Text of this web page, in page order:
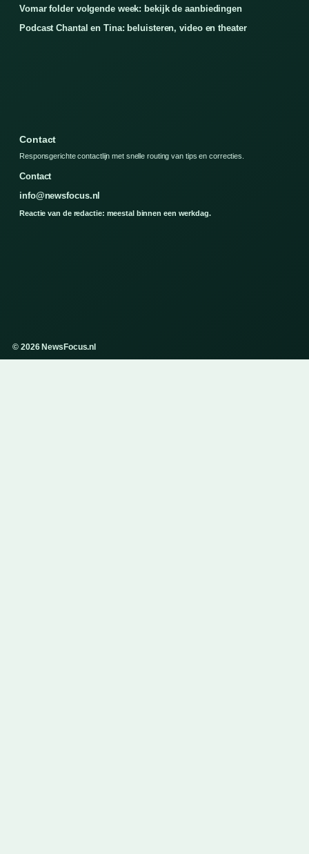
Vomar folder volgende week: bekijk de aanbiedingen
Podcast Chantal en Tina: beluisteren, video en theater
Contact
Responsgerichte contactlijn met snelle routing van tips en correcties.
Contact
info@newsfocus.nl
Reactie van de redactie: meestal binnen een werkdag.
© 2026 NewsFocus.nl